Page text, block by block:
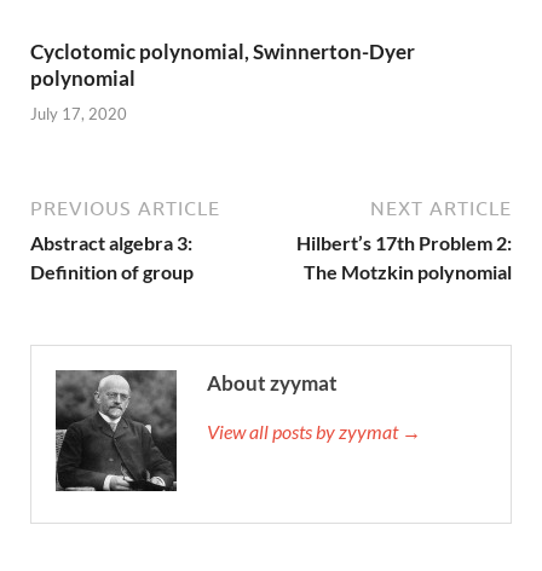
Cyclotomic polynomial, Swinnerton-Dyer
polynomial
July 17, 2020
PREVIOUS ARTICLE
Abstract algebra 3:
Definition of group
NEXT ARTICLE
Hilbert’s 17th Problem 2:
The Motzkin polynomial
About zyymat
View all posts by zyymat →